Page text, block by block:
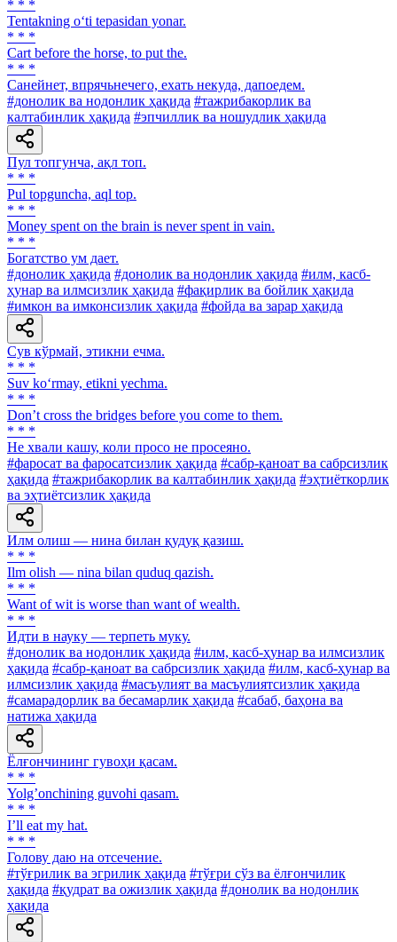
* * *
Tentakning o‘ti tepasidan yonar.
* * *
Cart before the horse, to put the.
* * *
Санейнет, впрячьнечего, ехать некуда, дапоедем.
#донолик ва нодонлик ҳақида #тажрибакорлик ва
калтабинлик ҳақида #эпчиллик ва ношудлик ҳақида
Пул топгунча, ақл топ.
* * *
Pul topguncha, aql top.
* * *
Money spent on the brain is never spent in vain.
* * *
Богатство ум дает.
#донолик ҳақида #донолик ва нодонлик ҳақида #илм, касб-
ҳунар ва илмсизлик ҳақида #фақирлик ва бойлик ҳақида
#имкон ва имконсизлик ҳақида #фойда ва зарар ҳақида
Сув кўрмай, этикни ечма.
* * *
Suv ko‘rmay, etikni yechma.
* * *
Don’t cross the bridges before you come to them.
* * *
He хвали кашу, коли просо не просеяно.
#фаросат ва фаросатсизлик ҳақида #сабр-қаноат ва сабрсизлик
ҳақида #тажрибакорлик ва калтабинлик ҳақида #эҳтиёткорлик
ва эҳтиётсизлик ҳақида
Илм олиш — нина билан қудуқ қазиш.
* * *
Ilm olish — nina bilan quduq qazish.
* * *
Want of wit is worse than want of wealth.
* * *
Идти в науку — терпеть муку.
#донолик ва нодонлик ҳақида #илм, касб-ҳунар ва илмсизлик
ҳақида #сабр-қаноат ва сабрсизлик ҳақида #илм, касб-ҳунар ва
илмсизлик ҳақида #масъулият ва масъулиятсизлик ҳақида
#самарадорлик ва бесамарлик ҳақида #сабаб, баҳона ва
натижа ҳақида
Ёлғончининг гувоҳи қасам.
* * *
Yolgʼonchining guvohi qasam.
* * *
I’ll eat my hat.
* * *
Голову даю на отсечение.
#тўғрилик ва эгрилик ҳақида #тўғри сўз ва ёлғончилик
ҳақида #қудрат ва ожизлик ҳақида #донолик ва нодонлик
ҳақида